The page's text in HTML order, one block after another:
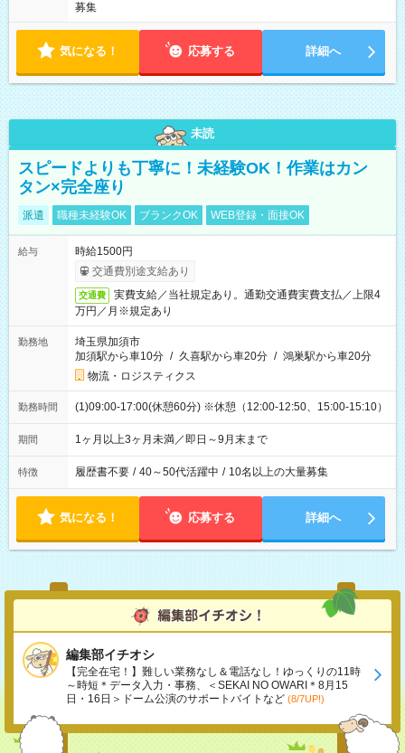
募集
気になる！ 応募する 詳細へ
未読
スピードよりも丁寧に！未経験OK！作業はカン
タン×完全座り
派遣 職種未経験OK ブランクOK WEB登録・面接OK
給与
時給1500円
交通費別途支給あり
交通費
実費支給／当社規定あり。通勤交通費実費支払／上限4
万円／月※規定あり
勤務地
埼玉県加須市
加須駅から車10分 / 久喜駅から車20分 / 鴻巣駅から車20分
物流・ロジスティクス
勤務時間 (1)09:00-17:00(休憩60分) ※休憩（12:00-12:50、15:00-15:10）
期間 1ヶ月以上3ヶ月未満／即日～9月末まで
特徴 履歴書不要 / 40～50代活躍中 / 10名以上の大量募集
気になる！ 応募する 詳細へ
編集部イチオシ
【完全在宅！】難しい業務なし＆電話なし！ゆっくりの11時
～時短＊データ入力・事務、＜SEKAI NO OWARI＊8月15
日・16日＞ドーム公演のサポートバイトなど (8/7UP!)